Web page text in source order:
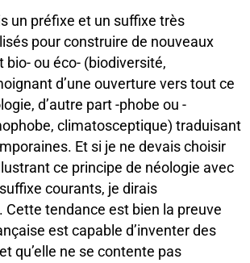
un préfixe et un suffixe très
pour construire de nouveaux
bio- ou éco- (biodiversité,
d’une ouverture vers tout ce
d’autre part -phobe ou -
climatosceptique) traduisant
Et si je ne devais choisir
ce principe de néologie avec
courants, je dirais
Cette tendance est bien la preuve
est capable d’inventer des
qu’elle ne se contente pas